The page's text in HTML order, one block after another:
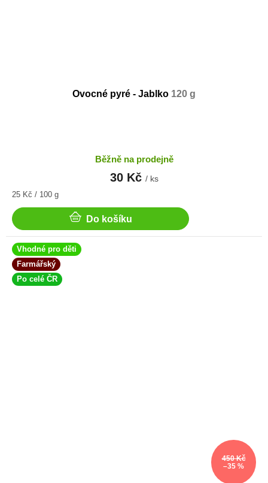
Ovocné pyré - Jablko 120 g
Běžně na prodejně
30 Kč / ks
Měrná
25 Kč / 100 g
Do košíku
Vhodné pro děti
Farmářský
Po celé ČR
450 Kč
–35 %